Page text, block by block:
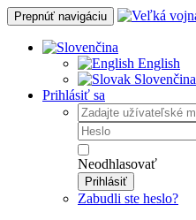
Prepnúť navigáciu
English
Slovenčina
Prihlásiť sa
Neodhlasovať
Prihlásiť
Zabudli ste heslo?